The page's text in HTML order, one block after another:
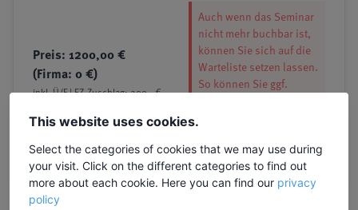
Preis: 1200,00 €
(Firma: 0 €)
inkl. Ü/F | EZ-Zuschlag: 200,- €
Auch wenn das Seminar
nicht mehr buchbar ist,
können Sie sich auf die
Warteliste setzen lassen.
So können Sie ggf.
Zur Warteliste
This website uses cookies.
Select the categories of cookies that we may use during
your visit. Click on the different categories to find out
more about each cookie. Here you can find our privacy
policy